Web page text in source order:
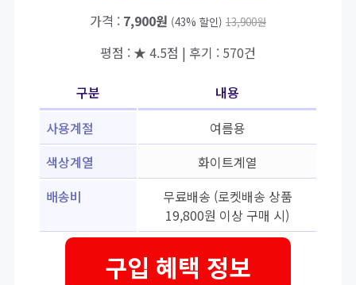
가격 : 7,900원 (43% 할인) 13,900원
평점 : ★ 4.5점 | 후기 : 570건
구분
내용
사용계절
여름용
색상계열
화이트계열
배송비
무료배송 (로켓배송 상품
19,800원 이상 구매 시)
구입 혜택 정보